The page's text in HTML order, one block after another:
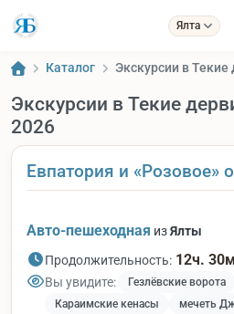
Ялта
Каталог Экскурсии в
Экскурсии в Текие
2026
Евпатория и «Розовое»
Авто-пешеходная изЯлты
Продолжительность: 12ч.
Вы увидите: Гезлёвские ворота
Караимские кенасы
мечеть